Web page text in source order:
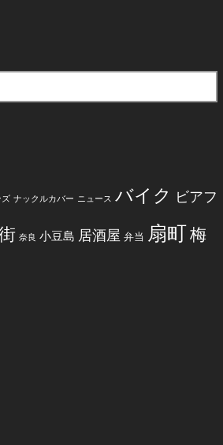
ズ ナックルカバー ニュース バイク ビアフ
奈良 小豆島 居酒屋 弁当 扇町梅